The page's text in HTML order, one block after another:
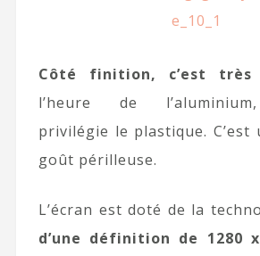
Côté finition, c’est très
l’heure de
privilégie le plastique. C’est
goût périlleuse.
L’écran est doté de la
d’une définition de 1280